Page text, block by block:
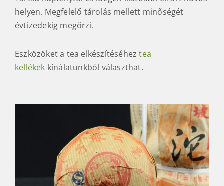
helyen. Megfelelő tárolás mellett minőségét
évtizedekig megőrzi.
Eszközöket a tea elkészítéséhez tea
kellékek kínálatunkból választhat.